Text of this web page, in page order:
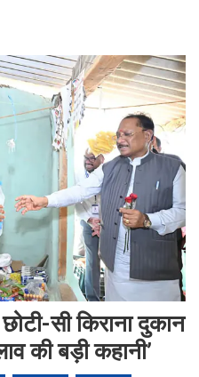
सी किराना दुकान
की बड़ी कहानी’